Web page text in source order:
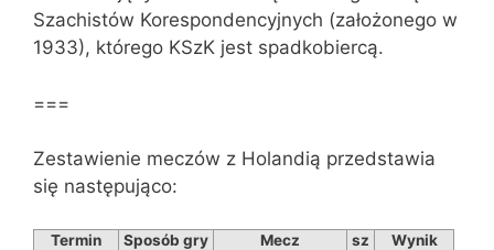
Szachistów Korespondencyjnych (założonego w
1933), którego KSzK jest spadkobiercą.
===
Zestawienie meczów z Holandią przedstawia
się następująco:
Termin Sposób gry Mecz sz
Wynik